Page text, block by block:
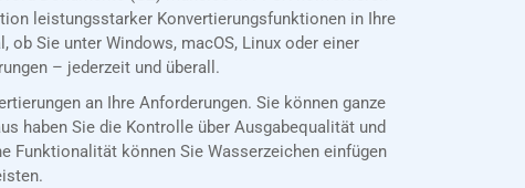
leistungsstarker Konvertierungsfunktionen in Ihre
Sie unter Windows, macOS, Linux oder einer
– jederzeit und überall.
an Ihre Anforderungen. Sie können ganze
haben Sie die Kontrolle über Ausgabequalität und
Funktionalität können Sie Wasserzeichen einfügen